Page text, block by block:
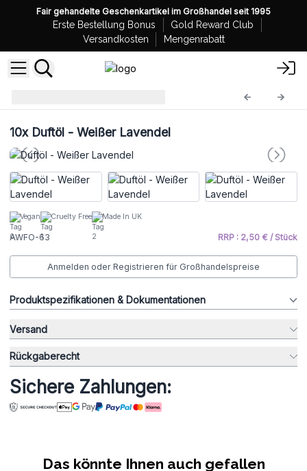
Fair gehandelte Geschenkartikel im Großhandel seit 1995
Erste Bestellung Bonus
Gold Reward Club
Versandkosten
Mengenrabatt
10xDuftöl - Weißer Lavendel
Vegan Cruelty Free Made In UK
AWFO-63 RRP : 2,50 € / Stück
Anmelden oder Registrieren für Großhandelspreise
Produktspezifikationen & Dokumentationen
Versand
Rückgaberecht
Sichere Zahlungen:
Das könnte Ihnen auch gefallen